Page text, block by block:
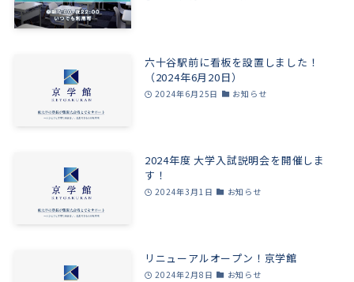
六十谷駅前に看板を設置しました！
（2024年6月20日）
2024年6月25日 お知らせ
2024年度 大学入試説明会を開催しま
す！
2024年3月1日 お知らせ
リニューアルオープン！京学館
2024年2月8日 お知らせ